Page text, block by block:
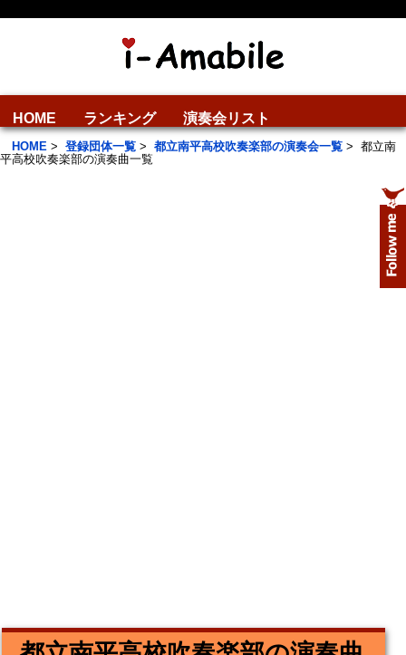
HOME ランキング 演奏会リスト
HOME > 登録団体一覧 > 都立南平高校吹奏楽部の演奏会一覧 > 都立南
平高校吹奏楽部の演奏曲一覧